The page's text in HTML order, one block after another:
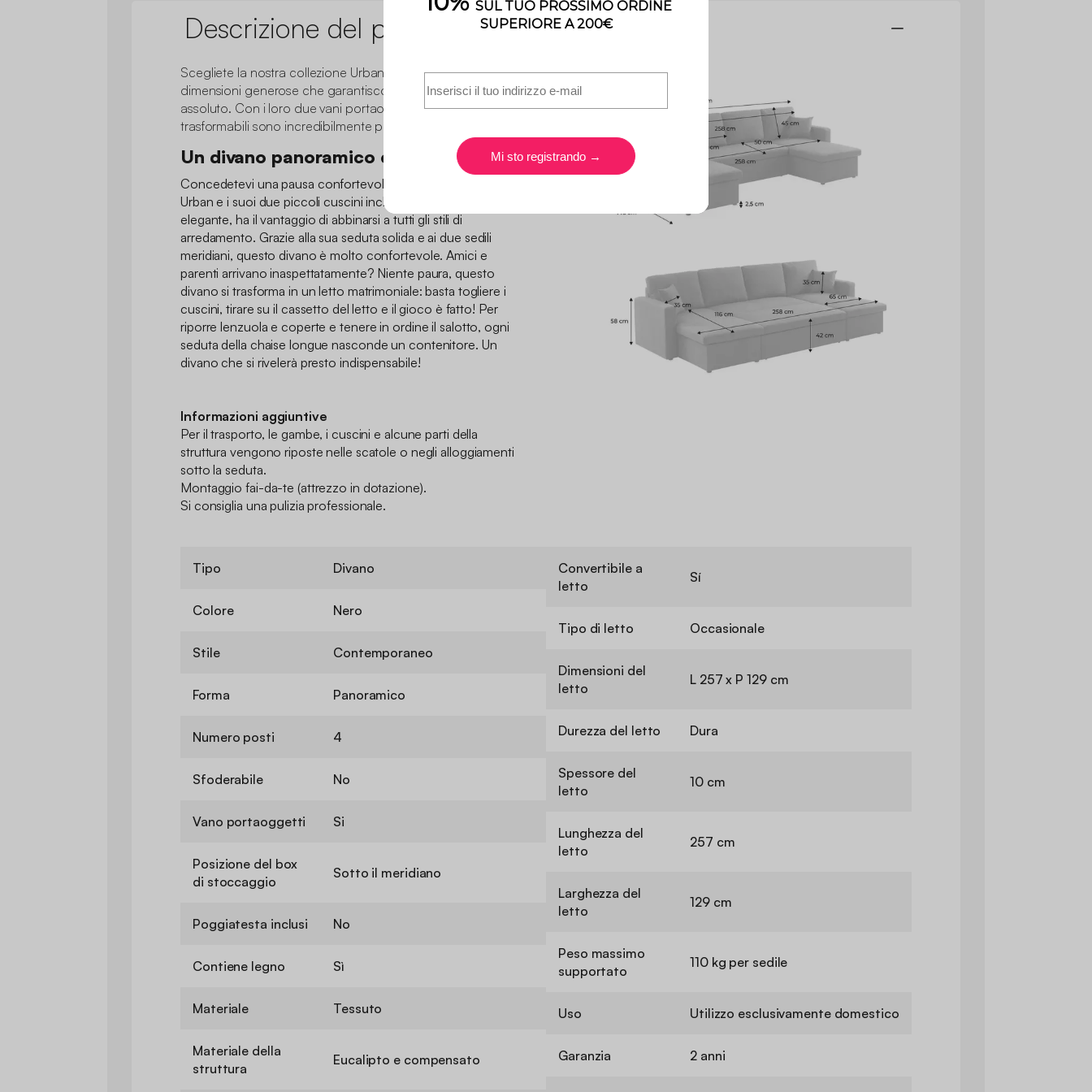
Descrizione del prodotto
Scegliete la nostra collezione Urban, divani panoramici dalle
dimensioni generose che garantiscono un comfort
assoluto. Con i loro due vani portaoggetti, questi divani
trasformabili sono incredibilmente pratici!
Un divano panoramico convertibile
Concedetevi una pausa confortevole sul nostro divano
Urban e i suoi due piccoli cuscini inclusi. Contemporaneo ed
elegante, ha il vantaggio di abbinarsi a tutti gli stili di
arredamento. Grazie alla sua seduta solida e ai due sedili
meridiani, questo divano è molto confortevole. Amici e
parenti arrivano inaspettatamente? Niente paura, questo
divano si trasforma in un letto matrimoniale: basta togliere i
cuscini, tirare su il cassetto del letto e il gioco è fatto! Per
riporre lenzuola e coperte e tenere in ordine il salotto, ogni
seduta della chaise longue nasconde un contenitore. Un
divano che si rivelerà presto indispensabile!
Informazioni aggiuntive
Per il trasporto, le gambe, i cuscini e alcune parti della
struttura vengono riposte nelle scatole o negli alloggiamenti
sotto la seduta.
Montaggio fai-da-te (attrezzo in dotazione).
Si consiglia una pulizia professionale.
Tipo Divano
Colore Nero
Stile Contemporaneo
Forma Panoramico
Numero posti 4
Sfoderabile No
Vano portaoggetti Si
Posizione del box
di stoccaggio
Sotto il meridiano
Poggiatesta inclusi No
Contiene legno Sì
Materiale Tessuto
Materiale della
struttura
Eucalipto e compensato
Convertibile a
letto
Sí
Tipo di letto Occasionale
Dimensioni del
letto
L 257 x P 129 cm
Durezza del letto Dura
Spessore del
letto
10 cm
Lunghezza del
letto
257 cm
Larghezza del
letto
129 cm
Peso massimo
supportato
110 kg per sedile
Uso Utilizzo esclusivamente domestico
Garanzia 2 anni